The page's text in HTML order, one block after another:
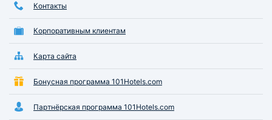
Контакты
Корпоративным клиентам
Карта сайта
Бонусная программа 101Hotels.com
Партнёрская программа 101Hotels.com